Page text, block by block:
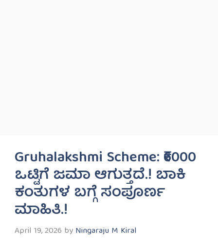
Gruhalakshmi Scheme: ₹6000
ಒಟ್ಟಿಗೆ ಜಮಾ ಆಗುತ್ತದೆ.! ಬಾಕಿ
ಕಂತುಗಳ ಬಗ್ಗೆ ಸಂಪೂರ್ಣ
ಮಾಹಿತಿ.!
April 19, 2026 by Ningaraju M Kiral